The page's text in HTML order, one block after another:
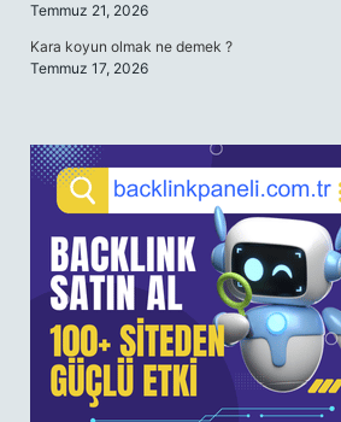
Temmuz 21, 2026
Kara koyun olmak ne demek ?
Temmuz 17, 2026